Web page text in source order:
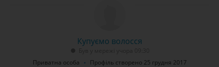
Купуємо волосся
Приватна особа
Профіль створено 25 грудня 2017